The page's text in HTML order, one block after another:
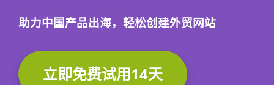
助力中国产品出海，轻松创建外贸网站
立即免费试用14天